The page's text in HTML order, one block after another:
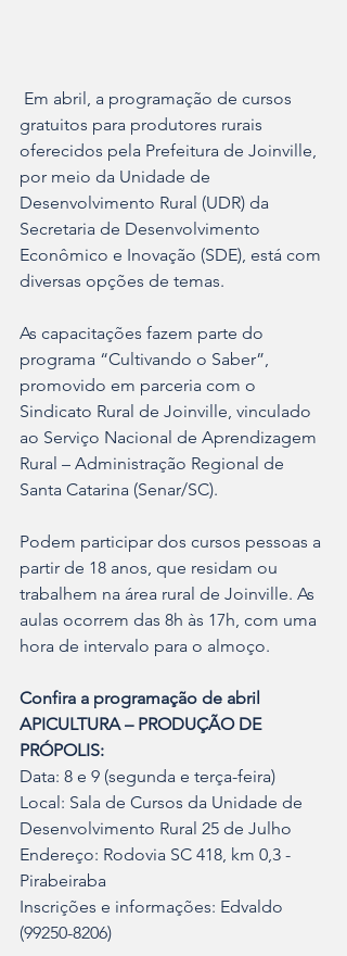
gratuitos para produtores rurais
oferecidos pela Prefeitura de Joinville,
por meio da Unidade de
Desenvolvimento Rural (UDR) da
Secretaria de Desenvolvimento
Econômico e Inovação (SDE), está com
diversas opções de temas.
As capacitações fazem parte do
programa “Cultivando o Saber”,
promovido em parceria com o
Sindicato Rural de Joinville, vinculado
ao Serviço Nacional de Aprendizagem
Rural – Administração Regional de
Santa Catarina (Senar/SC).
Podem participar dos cursos pessoas a
partir de 18 anos, que residam ou
trabalhem na área rural de Joinville. As
aulas ocorrem das 8h às 17h, com uma
hora de intervalo para o almoço.
Confira a programação de abril
APICULTURA – PRODUÇÃO DE
PRÓPOLIS:
Data: 8 e 9 (segunda e terça-feira)
Local: Sala de Cursos da Unidade de
Desenvolvimento Rural 25 de Julho
Endereço: Rodovia SC 418, km 0,3 -
Pirabeiraba
Inscrições e informações: Edvaldo
(99250-8206)